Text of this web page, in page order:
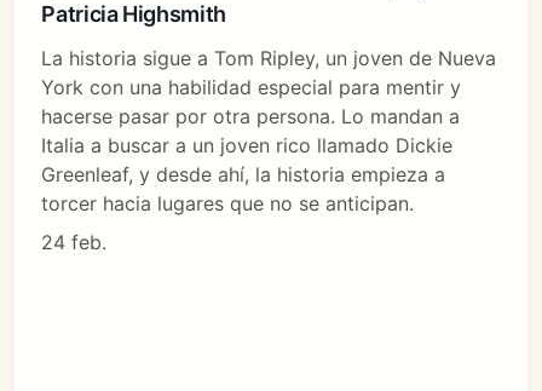
Patricia Highsmith
La historia sigue a Tom Ripley, un joven de Nueva
York con una habilidad especial para mentir y
hacerse pasar por otra persona. Lo mandan a
Italia a buscar a un joven rico llamado Dickie
Greenleaf, y desde ahí, la historia empieza a
torcer hacia lugares que no se anticipan.
24 feb.